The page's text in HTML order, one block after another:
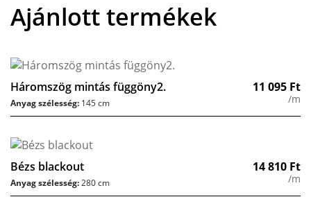
Ajánlott termékek
Háromszög mintás függöny2. 11 095 Ft
/m
Anyag szélesség: 145 cm
Bézs blackout 14 810 Ft
/m
Anyag szélesség:280 cm